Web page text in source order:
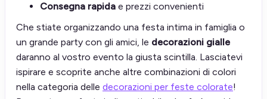
Consegna rapida e prezzi convenienti
Che stiate organizzando una festa intima in famiglia o
un grande party con gli amici, le decorazioni gialle
daranno al vostro evento la giusta scintilla. Lasciatevi
ispirare e scoprite anche altre combinazioni di colori
nella categoria delle decorazioni per feste colorate!